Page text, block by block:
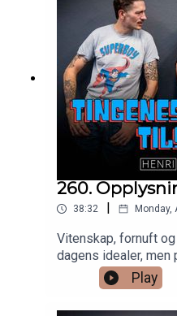
260.
38:32 Monday,
Vitenskap, fornuft
dagens idealer, men
Fra alkymi til kjemi
Play